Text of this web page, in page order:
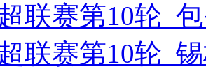
联赛第10轮
联赛第10轮